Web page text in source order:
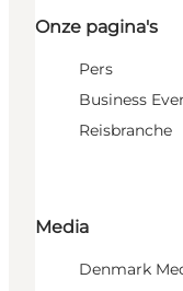
Onze pagina's
Pers
Business
Reisbranche
Media
Denmark